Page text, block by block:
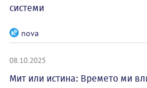
системи
nova
08.10.2025
Мит или истина: Времето ми